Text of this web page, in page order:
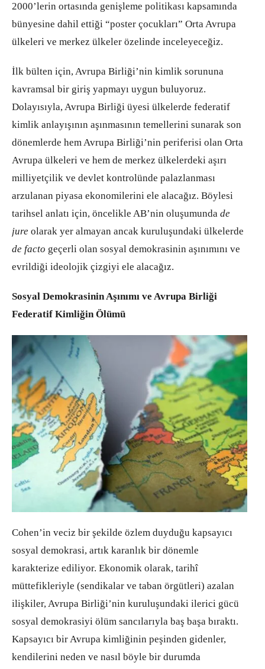
2000’lerin ortasında genişleme politikası kapsamında
bünyesine dahil ettiği “poster çocukları” Orta Avrupa
ülkeleri ve merkez ülkeler özelinde inceleyeceğiz.
İlk bülten için, Avrupa Birliği’nin kimlik sorununa
kavramsal bir giriş yapmayı uygun buluyoruz.
Dolayısıyla, Avrupa Birliği üyesi ülkelerde federatif
kimlik anlayışının aşınmasının temellerini sunarak son
dönemlerde hem Avrupa Birliği’nin periferisi olan Orta
Avrupa ülkeleri ve hem de merkez ülkelerdeki aşırı
milliyetçilik ve devlet kontrolünde palazlanması
arzulanan piyasa ekonomilerini ele alacağız. Böylesi
tarihsel anlatı için, öncelikle AB’nin oluşumunda de
jure olarak yer almayan ancak kuruluşundaki ülkelerde
de facto geçerli olan sosyal demokrasinin aşınımını ve
evrildiği ideolojik çizgiyi ele alacağız.
Sosyal Demokrasinin Aşınımı ve Avrupa Birliği
Federatif Kimliğin Ölümü
Cohen’in veciz bir şekilde özlem duyduğu kapsayıcı
sosyal demokrasi, artık karanlık bir dönemle
karakterize ediliyor. Ekonomik olarak, tarihî
müttefikleriyle (sendikalar ve taban örgütleri) azalan
ilişkiler, Avrupa Birliği’nin kuruluşundaki ilerici gücü
sosyal demokrasiyi ölüm sancılarıyla baş başa bıraktı.
Kapsayıcı bir Avrupa kimliğinin peşinden gidenler,
kendilerini neden ve nasıl böyle bir durumda